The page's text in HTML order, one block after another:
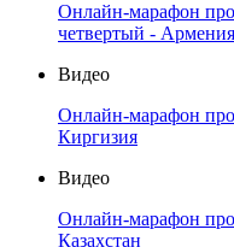
Онлайн-марафон
четвертый - Армения
Видео
Онлайн-марафон
Киргизия
Видео
Онлайн-марафон
Казахстан